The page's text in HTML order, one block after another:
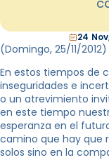
24
(Domingo, 25/11/2012)
En estos tiempos de
inseguridades e
o un atrevimiento
en este tiempo
esperanza en el
camino que hay que
solos sino en la